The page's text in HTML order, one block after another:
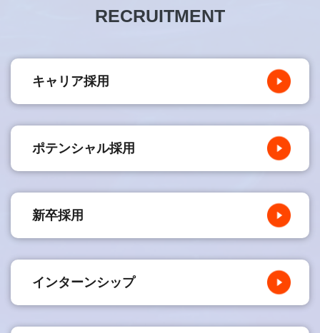
RECRUITMENT
キャリア採用
ポテンシャル採用
新卒採用
インターンシップ